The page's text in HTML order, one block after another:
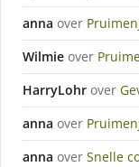
anna over
Wilmie over
HarryLohr over
anna over
anna over Snelle